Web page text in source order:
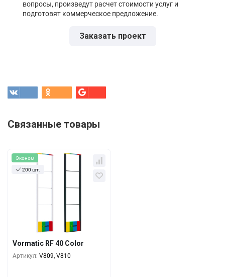
вопросы, произведут расчет стоимости услуг и
подготовят коммерческое предложение.
Заказать проект
Связанные товары
Эконом
200 шт.
Vormatic RF 40 Color
Артикул: V809, V810
27 000